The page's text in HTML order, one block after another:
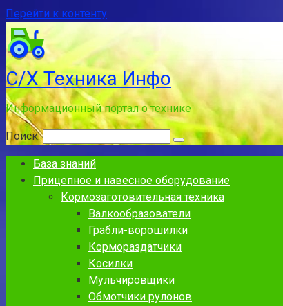
Перейти к контенту
С/Х Техника Инфо
Информационный портал о технике
Поиск:
База знаний
Прицепное и навесное оборудование
Кормозаготовительная техника
Валкообразователи
Грабли-ворошилки
Кормораздатчики
Косилки
Мульчировщики
Обмотчики рулонов